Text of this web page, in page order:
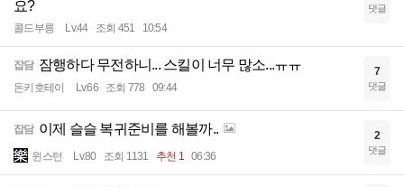
요?
콜드부릉 Lv.44 조회 451 10:54
댓글
잡담 잠행하다 무전하니... 스킬이 너무 많소...ㅠㅠ
돈키호테이 Lv.66 조회 778 09:44
7
댓글
잡담 이제 슬슬 복귀준비를 해볼까..
윈스턴 Lv.80 조회 1131 추천 1 06:36
2
댓글